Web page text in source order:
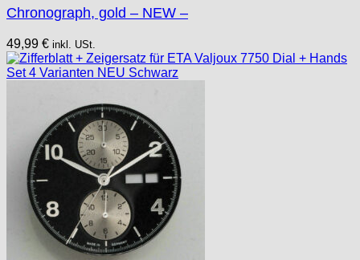
Chronograph, gold – NEW –
49,99 € inkl. USt.